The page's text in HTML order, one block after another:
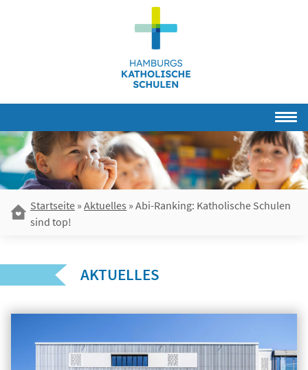
Startseite » Aktuelles » Abi-Ranking: Katholische Schulen
sind top!
AKTUELLES